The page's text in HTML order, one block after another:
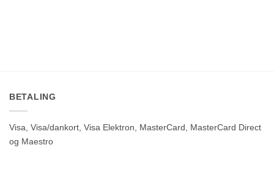
BETALING
Visa, Visa/dankort, Visa Elektron, MasterCard, MasterCard Direct
og Maestro